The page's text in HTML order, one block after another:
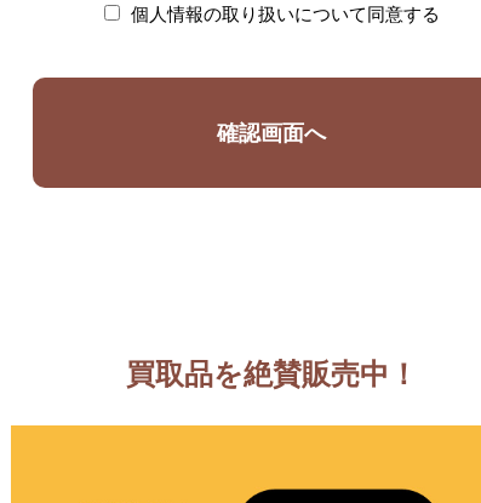
個人情報の取り扱いについて同意する
買取品を絶賛販売中！